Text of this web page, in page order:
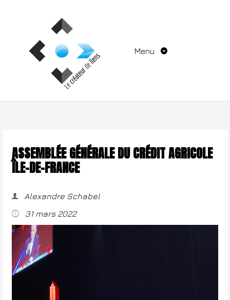
Menu
ASSEMBLÉE GÉNÉRALE DU CRÉDIT AGRICOLE
ÎLE-DE-FRANCE
Alexandre Schabel
31 mars 2022